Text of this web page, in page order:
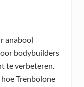
anabool
bodybuilders
te verbeteren.
Trenbolone